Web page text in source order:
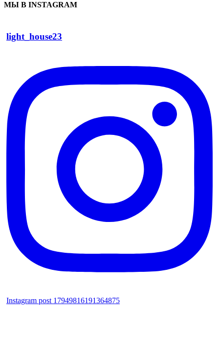
МЫ В INSTAGRAM
light_house23
Instagram post 17949816191364875